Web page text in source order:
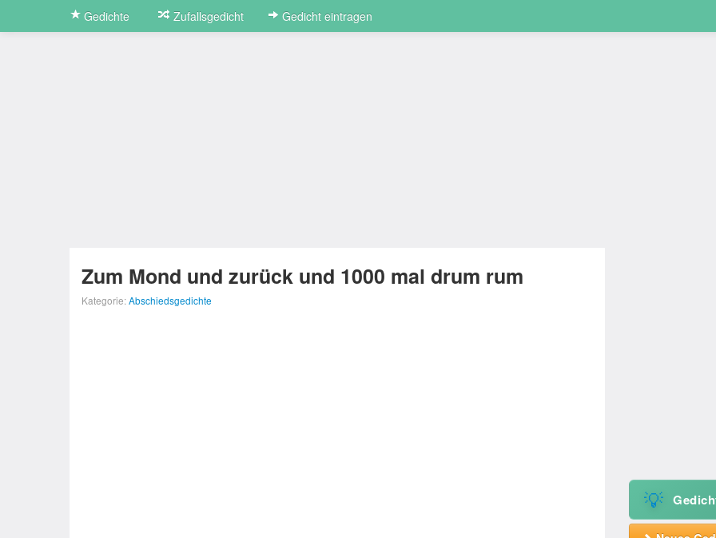
Gedichte Zufallsgedicht Gedicht eintragen
Zum Mond und zurück und 1000 mal drum rum
Kategorie:Abschiedsgedichte
💡